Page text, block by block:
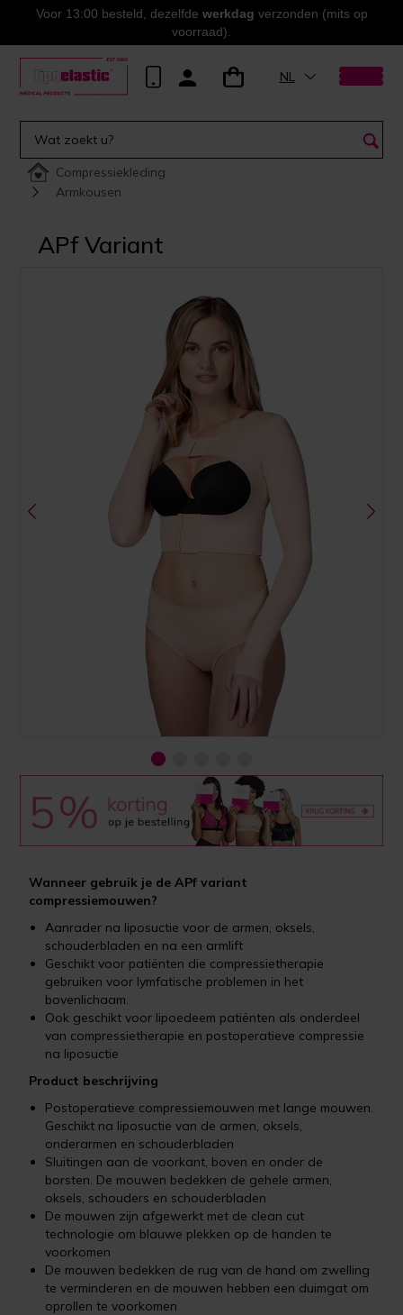
Voor 13:00 besteld, dezelfde werkdag verzonden (mits op
voorraad).
NL
Compressiekleding
Armkousen
APf Variant
Wanneer gebruik je de APf variant
compressiemouwen?
Aanrader na liposuctie voor de armen, oksels,
schouderbladen en na een armlift
Geschikt voor patiënten die compressietherapie
gebruiken voor lymfatische problemen in het
bovenlichaam.
Ook geschikt voor lipoedeem patiënten als onderdeel
van compressietherapie en postoperatieve compressie
na liposuctie
Product beschrijving
Postoperatieve compressiemouwen met lange mouwen.
Geschikt na liposuctie van de armen, oksels,
onderarmen en schouderbladen
Sluitingen aan de voorkant, boven en onder de
borsten. De mouwen bedekken de gehele armen,
oksels, schouders en schouderbladen
De mouwen zijn afgewerkt met de clean cut
technologie om blauwe plekken op de handen te
voorkomen
De mouwen bedekken de rug van de hand om zwelling
te verminderen en de mouwen hebben een duimgat om
oprollen te voorkomen